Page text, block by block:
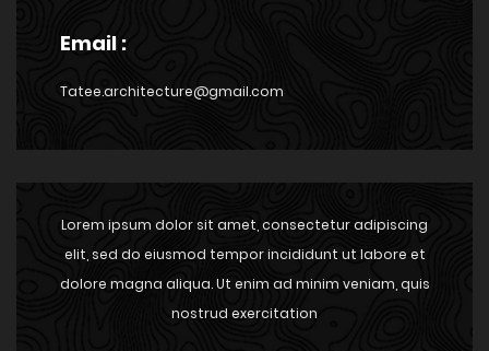
Email :
Tatee.architecture@gmail.com
Lorem ipsum dolor sit amet, consectetur adipiscing
elit, sed do eiusmod tempor incididunt ut labore et
dolore magna aliqua. Ut enim ad minim veniam, quis
nostrud exercitation